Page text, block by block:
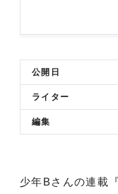
公開日
ライター
編集
少年Bさんの連載『